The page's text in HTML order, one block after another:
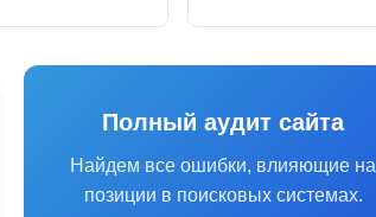
Полный аудит сайта
Найдем все ошибки, влияющие на
позиции в поисковых системах.